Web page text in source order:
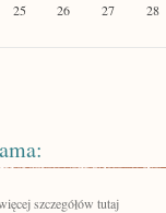
25 26 27 28
szczegółów tutaj